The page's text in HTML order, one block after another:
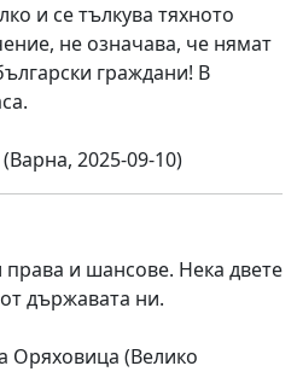
и се тълкува тяхното
не означава, че нямат
граждани! В
(Варна, 2025-09-10)
и шансове. Нека двете
държавата ни.
Оряховица (Велико